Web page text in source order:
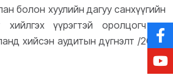
болон хуулийн дагуу санхүүгийн
хийлгэх үүрэгтэй оролцогч нь
хийсэн аудитын дүгнэлт /2023,